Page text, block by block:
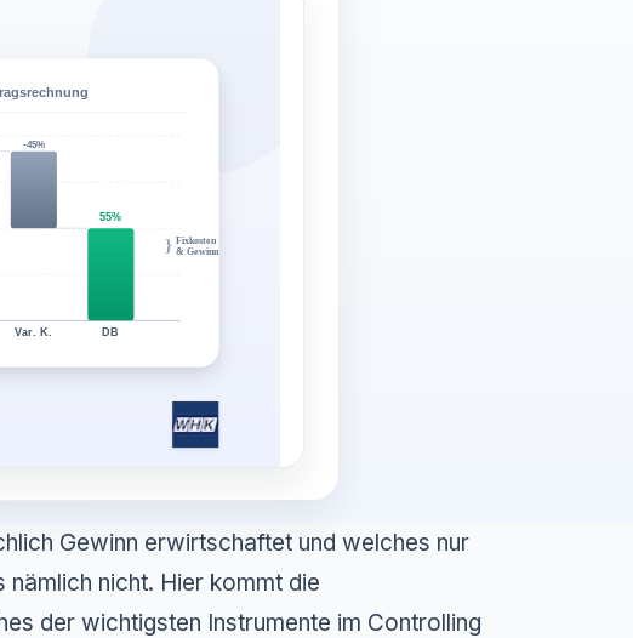
Gewinn erwirtschaftet und welches nur
nicht. Hier kommt die
der wichtigsten Instrumente im Controlling